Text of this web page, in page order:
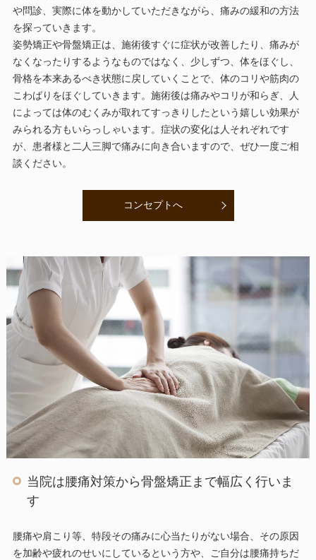
や問診、実際に体を動かしていただきながら、痛みの緩和の方法
を探っていきます。
姿勢矯正や骨盤矯正は、施術後すぐに症状が改善したり、痛みが
なくなったりするようなものではなく、少しずつ、体をほぐし、
骨格を本来あるべき状態に戻していくことで、体のコリや筋肉の
こわばりをほぐしていきます。施術後は痛みやコリが和らぎ、人
によっては体のむくみが取れてすっきりしたという嬉しい効果が
みられる方もいらっしゃいます。症状の変化は人それぞれです
が、患者様と二人三脚で痛みに向き合いますので、ぜひ一度ご相
談ください。
コンセプトへ
当院は腰痛対策から骨盤矯正まで幅広く行いま
す
腰痛や肩こり等、特段その痛みに心当たりがない場合、その原因
を加齢や疲れのせいにしているという方や、ご自分は腰痛持ちだ